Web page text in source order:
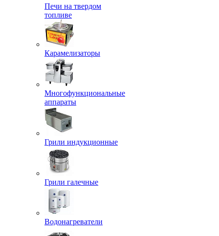
Печи на твердом
топливе
Карамелизаторы
Многофункциональные
аппараты
Грили индукционные
Грили галечные
Водонагреватели